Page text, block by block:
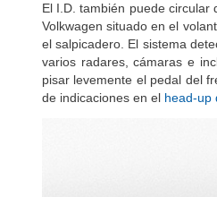
El I.D. también puede
Volkwagen situado en el
el salpicadero. El sistema
varios radares, cámaras e
pisar levemente el pedal del
de indicaciones en el head-up